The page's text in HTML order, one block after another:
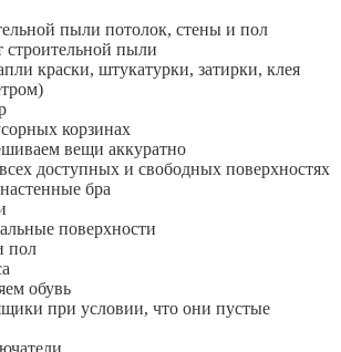
пыли потолок, стены и пол
строительной пыли
краски, штукатурки, затирки, клея
корзинах
вещи аккуратно
доступных и свободных поверхностях
бра
поверхности
пол
обувь
при условии, что они пустые